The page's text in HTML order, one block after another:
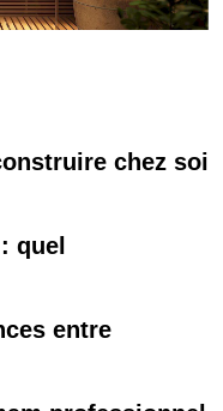
chez soi
quel
entre